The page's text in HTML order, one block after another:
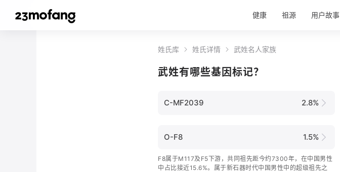
健康 祖源 用户故事
姓氏库 姓氏详情 武姓名人家族
武姓有哪些基因标记？
C-MF2039 2.8%
O-F8 1.5%
F8属于M117及F5下游，共同祖先距今约7300年，在中国男性
中占比接近15.6%。属于新石器时代中国男性中的超级祖先之